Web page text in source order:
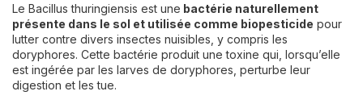
Le Bacillus thuringiensis est une bactérie naturellement
présente dans le sol et utilisée comme biopesticide pour
lutter contre divers insectes nuisibles, y compris les
doryphores. Cette bactérie produit une toxine qui, lorsqu’elle
est ingérée par les larves de doryphores, perturbe leur
digestion et les tue.